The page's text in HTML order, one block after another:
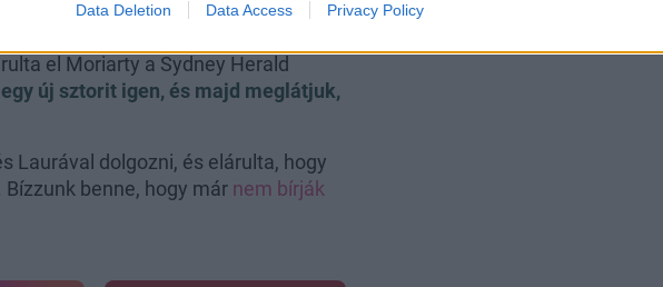
Data Deletion Data Access Privacy Policy
el Moriarty a Sydney Herald
új sztorit igen, és majd meglátjuk,
Laurával dolgozni, és elárulta, hogy
benne, hogy már nem bírják